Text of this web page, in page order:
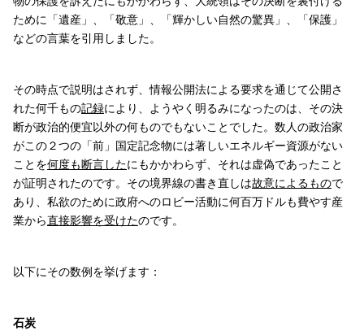
ために「遺産」、「敬意」、「輝かしい自然の驚異」、「保護」
などの言葉を引用しました。
その時点で説明はされず、情報公開法による要求を通じて公開さ
れた何千もの記録により、ようやく明るみになったのは、その決
断が政治的便宜以外の何ものでもないことでした。数人の政治家
がこの２つの「前」国定記念物には著しいエネルギー資源がない
ことを何度も断言したにもかかわらず、それは虚偽であったこと
が証明されたのです。その境界線の書き直しは故意によるもので
あり、私欲のために政府へのロビー活動に何百万ドルも費やす産
業から直接影響を受けたのです。
以下にその数例を挙げます：
石炭